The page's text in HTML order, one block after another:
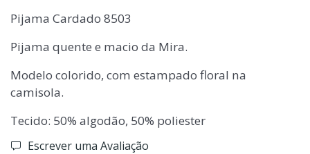
Pijama Cardado 8503
Pijama quente e macio da Mira.
Modelo colorido, com estampado floral na
camisola.
Tecido: 50% algodão, 50% poliester
Escrever uma Avaliação